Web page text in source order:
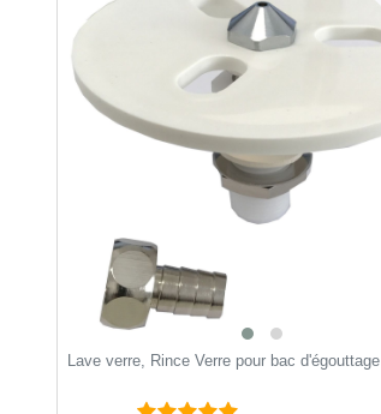
Lave verre, Rince Verre pour bac d'égouttage